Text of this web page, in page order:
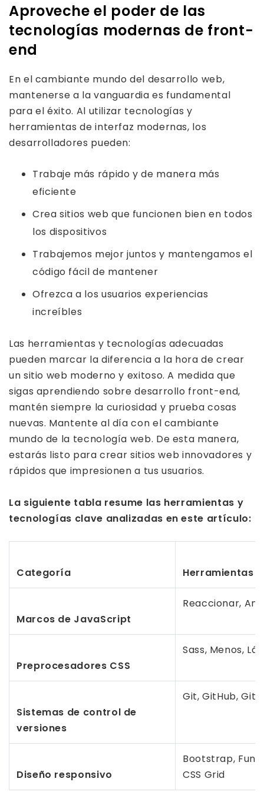
Aproveche el poder de las
tecnologías modernas de front-
end
En el cambiante mundo del desarrollo web,
mantenerse a la vanguardia es fundamental
para el éxito. Al utilizar tecnologías y
herramientas de interfaz modernas, los
desarrolladores pueden:
Trabaje más rápido y de manera más
eficiente
Crea sitios web que funcionen bien en todos
los dispositivos
Trabajemos mejor juntos y mantengamos el
código fácil de mantener
Ofrezca a los usuarios experiencias
increíbles
Las herramientas y tecnologías adecuadas
pueden marcar la diferencia a la hora de crear
un sitio web moderno y exitoso. A medida que
sigas aprendiendo sobre desarrollo front-end,
mantén siempre la curiosidad y prueba cosas
nuevas. Mantente al día con el cambiante
mundo de la tecnología web. De esta manera,
estarás listo para crear sitios web innovadores y
rápidos que impresionen a tus usuarios.
La siguiente tabla resume las herramientas y
tecnologías clave analizadas en este artículo:
Categoría Herramientas
Marcos de JavaScript
Reaccionar,
Preprocesadores CSS
Sass, Menos,
Sistemas de control de
versiones
Git, GitHub,
Diseño responsivo
Bootstrap,
CSS Grid